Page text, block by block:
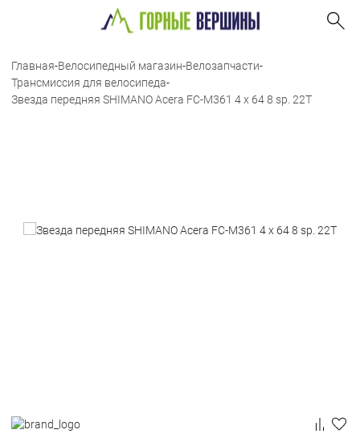
Главная-Велосипедный магазин-Велозапчасти-
Трансмиссия для велосипеда-
Звезда передняя SHIMANO Acera FC-M361 4 x 64 8 sp. 22T